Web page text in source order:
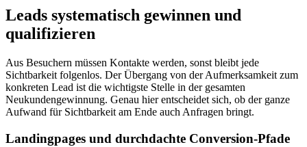
Leads systematisch gewinnen und
qualifizieren
Aus Besuchern müssen Kontakte werden, sonst bleibt jede
Sichtbarkeit folgenlos. Der Übergang von der Aufmerksamkeit zum
konkreten Lead ist die wichtigste Stelle in der gesamten
Neukundengewinnung. Genau hier entscheidet sich, ob der ganze
Aufwand für Sichtbarkeit am Ende auch Anfragen bringt.
Landingpages und durchdachte Conversion-Pfade